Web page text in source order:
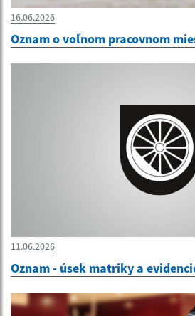
16.06.2026
Oznam o voľnom pracovnom
11.06.2026
Oznam - úsek matriky a